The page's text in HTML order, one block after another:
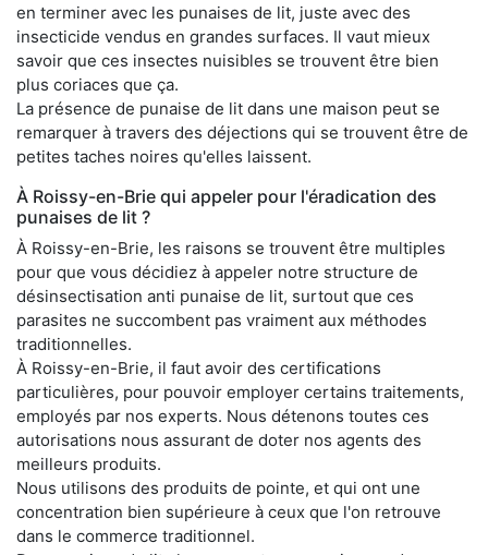
en terminer avec les punaises de lit, juste avec des
insecticide vendus en grandes surfaces. Il vaut mieux
savoir que ces insectes nuisibles se trouvent être bien
plus coriaces que ça.
La présence de punaise de lit dans une maison peut se
remarquer à travers des déjections qui se trouvent être de
petites taches noires qu'elles laissent.
À Roissy-en-Brie qui appeler pour l'éradication des
punaises de lit ?
À Roissy-en-Brie, les raisons se trouvent être multiples
pour que vous décidiez à appeler notre structure de
désinsectisation anti punaise de lit, surtout que ces
parasites ne succombent pas vraiment aux méthodes
traditionnelles.
À Roissy-en-Brie, il faut avoir des certifications
particulières, pour pouvoir employer certains traitements,
employés par nos experts. Nous détenons toutes ces
autorisations nous assurant de doter nos agents des
meilleurs produits.
Nous utilisons des produits de pointe, et qui ont une
concentration bien supérieure à ceux que l'on retrouve
dans le commerce traditionnel.